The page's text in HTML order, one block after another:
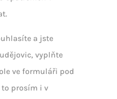
a jste
vyplňte
ve formuláři pod
to prosím i v